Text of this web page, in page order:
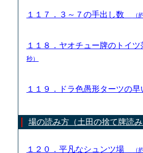
１１７．３～７の手出し数 （
１１８．ヤオチュー牌のトイ
秒）
１１９．ドラ色愚形ターツの
場の読み方（土田の捨て牌読み
１２０．平凡なシュンツ場 （